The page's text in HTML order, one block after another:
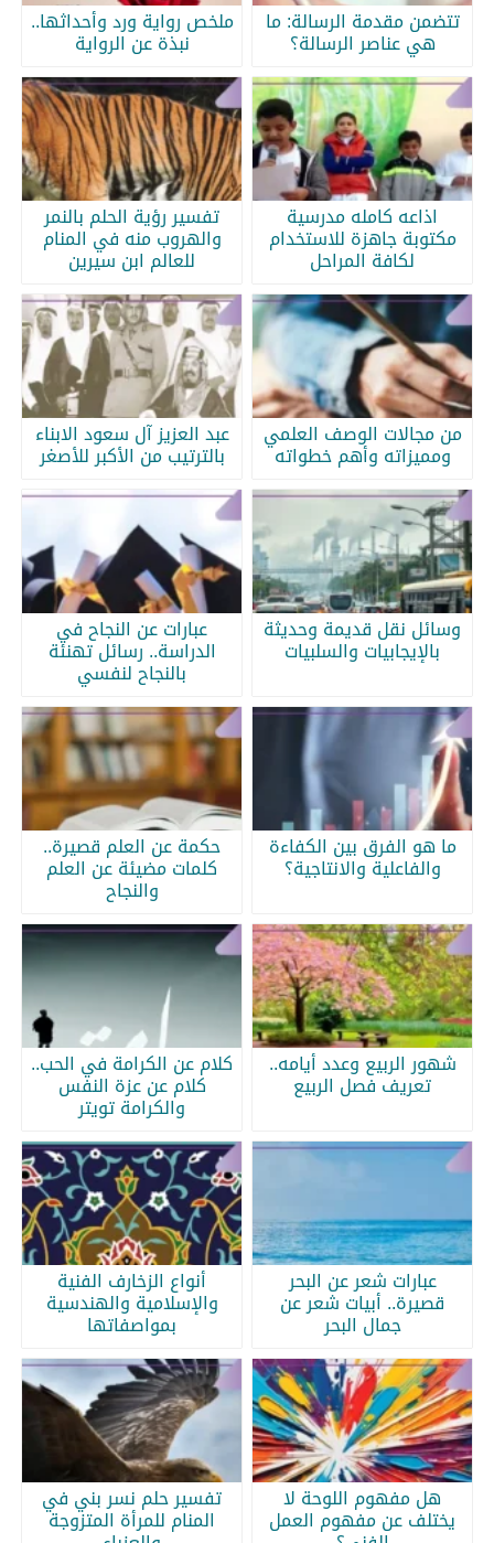
تتضمن مقدمة الرسالة: ما
هي عناصر الرسالة؟
ملخص رواية ورد وأحداثها..
نبذة عن الرواية
اذاعه كامله مدرسية
مكتوبة جاهزة للاستخدام
لكافة المراحل
تفسير رؤية الحلم بالنمر
والهروب منه في المنام
للعالم ابن سيرين
من مجالات الوصف العلمي
ومميزاته وأهم خطواته
عبد العزيز آل سعود الابناء
بالترتيب من الأكبر للأصغر
وسائل نقل قديمة وحديثة
بالإيجابيات والسلبيات
عبارات عن النجاح في
الدراسة.. رسائل تهنئة
بالنجاح لنفسي
ما هو الفرق بين الكفاءة
والفاعلية والانتاجية؟
حكمة عن العلم قصيرة..
كلمات مضيئة عن العلم
والنجاح
شهور الربيع وعدد أيامه..
تعريف فصل الربيع
كلام عن الكرامة في الحب..
كلام عن عزة النفس
والكرامة تويتر
عبارات شعر عن البحر
قصيرة.. أبيات شعر عن
جمال البحر
أنواع الزخارف الفنية
والإسلامية والهندسية
بمواصفاتها
هل مفهوم اللوحة لا
يختلف عن مفهوم العمل
تفسير حلم نسر بني في
المنام للمرأة المتزوجة